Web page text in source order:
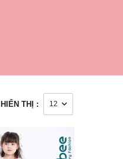
HIỂN THỊ :